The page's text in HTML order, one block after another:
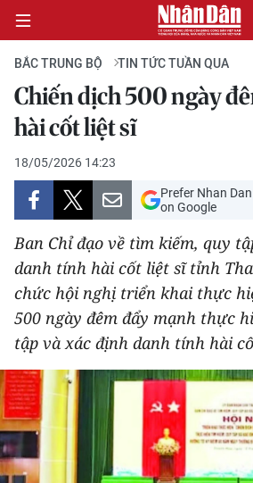
CHÍNH TRỊ
KINH TẾ
VĂN HÓA
XÃ HỘI
PHÁP LUẬT
DU LỊCH
THẾ GIỚI
THỂ THAO
GIÁO DỤC
BẮC TRUNG BỘ TIN TỨC TUẦN QUA
Chiến dịch 500 ngày
hài cốt liệt sĩ
18/05/2026 14:23
Prefer Nhan Dan
on Google
Ban Chỉ đạo về tìm kiếm, quy
danh tính hài cốt liệt sĩ tỉnh
chức hội nghị triển khai thực
500 ngày đêm đẩy mạnh thực
tập và xác định danh tính hài